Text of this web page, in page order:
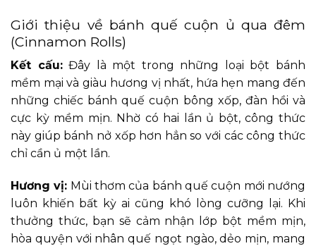
Giới thiệu về bánh quế cuộn ủ qua đêm
(Cinnamon Rolls)
Kết cấu:Đây là một trong những loại bột bánh
mềm mại và giàu hương vị nhất, hứa hẹn mang đến
những chiếc bánh quế cuộn bông xốp, đàn hồi và
cực kỳ mềm mịn. Nhờ có hai lần ủ bột, công thức
này giúp bánh nở xốp hơn hẳn so với các công thức
chỉ cần ủ một lần.
Hương vị: Mùi thơm của bánh quế cuộn mới nướng
luôn khiến bất kỳ ai cũng khó lòng cưỡng lại. Khi
thưởng thức, bạn sẽ cảm nhận lớp bột mềm mịn,
hòa quyện với nhân quế ngọt ngào, dẻo mịn, mang